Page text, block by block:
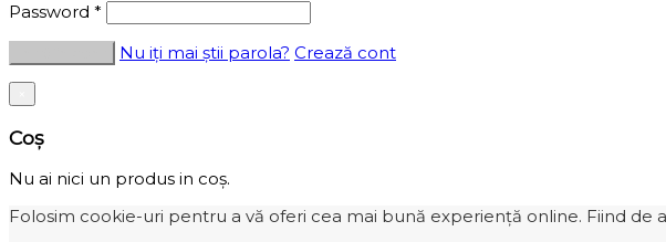
Password *
Nu iți mai știi parola? Crează cont
Coș
Nu ai nici un produs in coș.
Folosim cookie-uri pentru a vă oferi cea mai bună experiență online. Fiind